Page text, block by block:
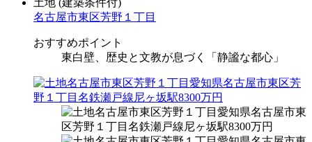
土地 (建築条件付)
名古屋市東区芳野１丁目
おすすめポイント
東白壁、歴史と文教が息づく「静謐な都心」